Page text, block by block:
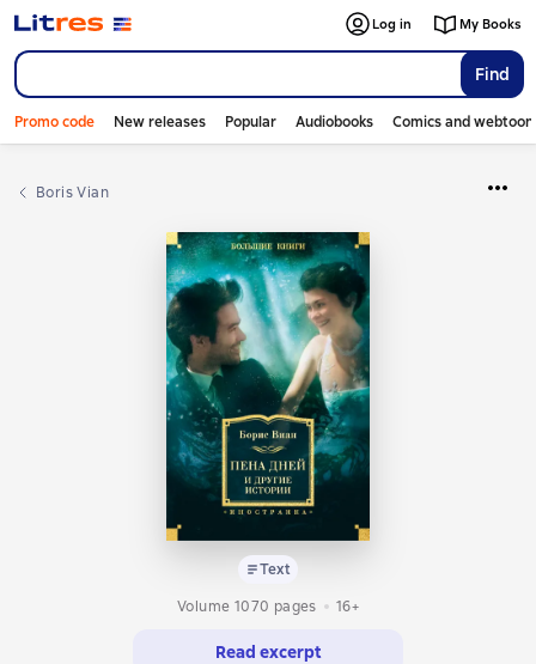
Find
Log in My Books
Promo code New releases Popular Audiobooks Comics and
Boris Vian
Text
Volume 1070 pages
16+
Read excerpt